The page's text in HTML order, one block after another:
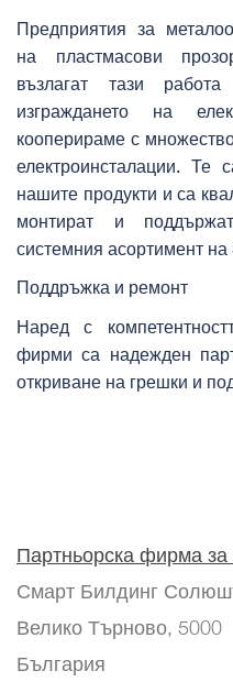
Предприятия за
на пластмасови
възлагат тази
изграждането на
кооперираме с
електроинсталации. Те
нашите продукти и са
монтират и
системния асортимент
Поддръжка и ремонт
Наред с
фирми са надежден
откриване на грешки и
Партньорска фирма за
Смарт Билдинг
Велико Търново, 5000 ​​​
България